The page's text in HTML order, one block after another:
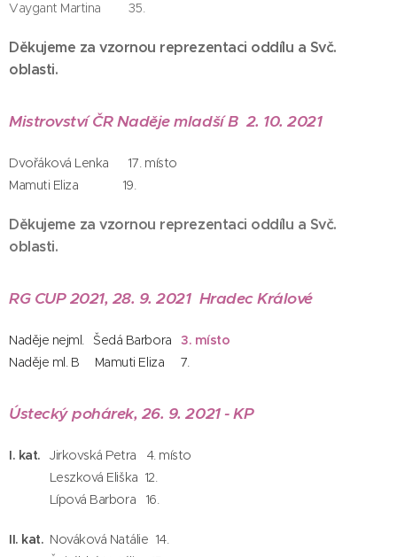
Vaygant Martina 35.
Děkujeme za vzornou reprezentaci oddílu a Svč.
oblasti.
Mistrovství ČR Naděje mladší B 2. 10. 2021
Dvořáková Lenka 17. místo
Mamuti Eliza 19.
Děkujeme za vzornou reprezentaci oddílu a Svč.
oblasti.
RG CUP 2021, 28. 9. 2021 Hradec Králové
Naděje nejml. Šedá Barbora3. místo
Naděje ml. B Mamuti Eliza 7.
Ústecký pohárek, 26. 9. 2021 - KP
I. kat. Jirkovská Petra 4. místo
Leszková Eliška 12.
Lípová Barbora 16.
II. kat. Nováková Natálie 14.